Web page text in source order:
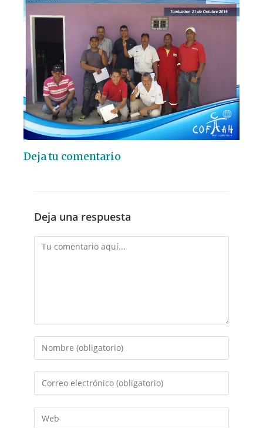
Deja tu comentario
Deja una respuesta